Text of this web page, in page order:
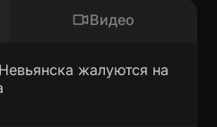
Видео
жалуются на